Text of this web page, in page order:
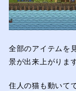
全部のアイテムを
景が出来上がりま
住人の猫も動いて